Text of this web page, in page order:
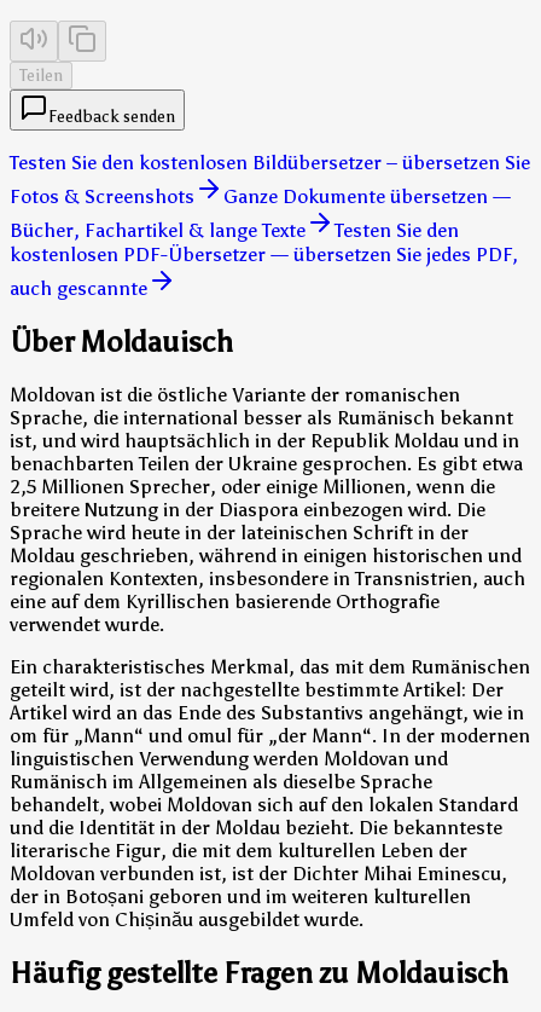
Teilen
Feedback senden
Testen Sie den kostenlosen Bildübersetzer – übersetzen Sie
Fotos & Screenshots
Ganze Dokumente übersetzen —
Bücher, Fachartikel & lange Texte
Testen Sie den
kostenlosen PDF-Übersetzer — übersetzen Sie jedes PDF,
auch gescannte
Über Moldauisch
Moldovan ist die östliche Variante der romanischen
Sprache, die international besser als Rumänisch bekannt
ist, und wird hauptsächlich in der Republik Moldau und in
benachbarten Teilen der Ukraine gesprochen. Es gibt etwa
2,5 Millionen Sprecher, oder einige Millionen, wenn die
breitere Nutzung in der Diaspora einbezogen wird. Die
Sprache wird heute in der lateinischen Schrift in der
Moldau geschrieben, während in einigen historischen und
regionalen Kontexten, insbesondere in Transnistrien, auch
eine auf dem Kyrillischen basierende Orthografie
verwendet wurde.
Ein charakteristisches Merkmal, das mit dem Rumänischen
geteilt wird, ist der nachgestellte bestimmte Artikel: Der
Artikel wird an das Ende des Substantivs angehängt, wie in
om für „Mann“ und omul für „der Mann“. In der modernen
linguistischen Verwendung werden Moldovan und
Rumänisch im Allgemeinen als dieselbe Sprache
behandelt, wobei Moldovan sich auf den lokalen Standard
und die Identität in der Moldau bezieht. Die bekannteste
literarische Figur, die mit dem kulturellen Leben der
Moldovan verbunden ist, ist der Dichter Mihai Eminescu,
der in Botoșani geboren und im weiteren kulturellen
Umfeld von Chișinău ausgebildet wurde.
Häufig gestellte Fragen zu Moldauisch